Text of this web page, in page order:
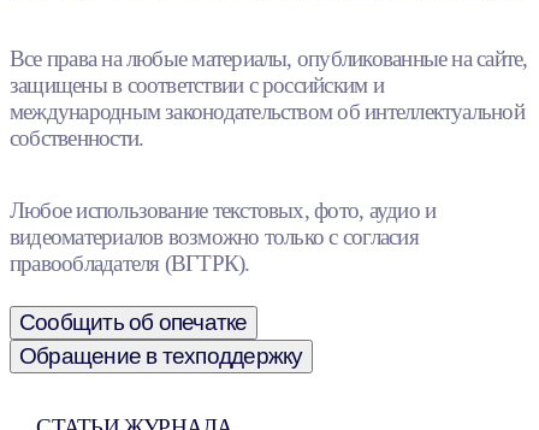
Все права на любые материалы, опубликованные на сайте,
защищены в соответствии с российским и
международным законодательством об интеллектуальной
собственности.
Любое использование текстовых, фото, аудио и
видеоматериалов возможно только с согласия
правообладателя (ВГТРК).
Сообщить об опечатке
Обращение в техподдержку